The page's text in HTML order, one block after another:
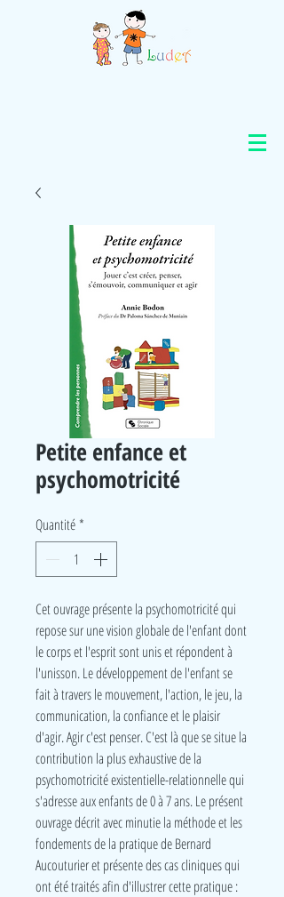
Petite enfance et
psychomotricité
Quantité *
Cet ouvrage présente la psychomotricité qui
repose sur une vision globale de l'enfant dont
le corps et l'esprit sont unis et répondent à
l'unisson. Le développement de l'enfant se
fait à travers le mouvement, l'action, le jeu, la
communication, la confiance et le plaisir
d'agir. Agir c'est penser. C'est là que se situe la
contribution la plus exhaustive de la
psychomotricité existentielle-relationnelle qui
s'adresse aux enfants de 0 à 7 ans. Le présent
ouvrage décrit avec minutie la méthode et les
fondements de la pratique de Bernard
Aucouturier et présente des cas cliniques qui
ont été traités afin d'illustrer cette pratique :